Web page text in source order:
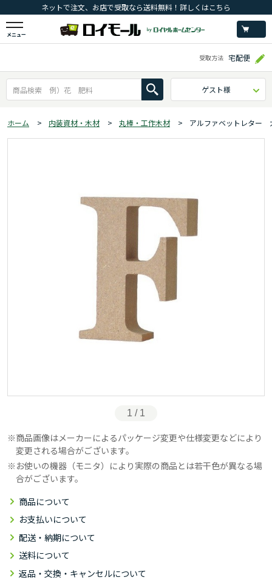
ネットで注文、お店で受取なら送料無料！詳しくはこちら
メニュー
受取方法 宅配便
ゲスト様
ホーム > 内装資材・木材 > 丸棒・工作木材 > アルファベットレタ
1 / 1
商品画像はメーカーによるパッケージ変更や仕様変更などにより
変更される場合がございます。
お使いの機器（モニタ）により実際の商品とは若干色が異なる場
合がございます。
商品について
お支払いについて
配送・納期について
送料について
返品・交換・キャンセルについて